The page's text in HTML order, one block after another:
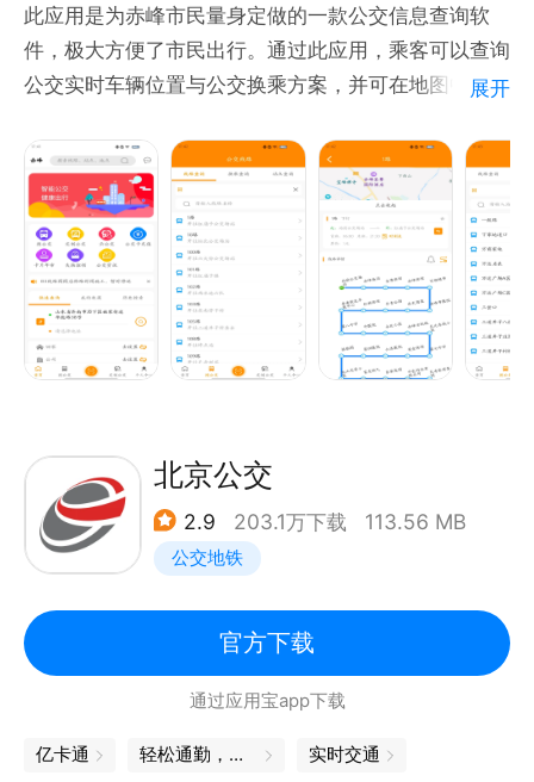
此应用是为赤峰市民量身定做的一款公交信息查询软
件，极大方便了市民出行。通过此应用，乘客可以查询
公交实时车辆位置与公交换乘方案，并可在地图中显示
展开
北京公交
2.9 203.1万下载 113.56 MB
公交地铁
官方下载
通过应用宝app下载
亿卡通 轻松通勤，准点查 实时交通